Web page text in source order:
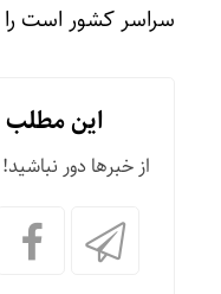
سراسر کشور است را
این مطلب
از خبرها دور نباشید!